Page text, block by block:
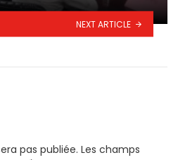
NEXT ARTICLE
pas publiée. Les champs